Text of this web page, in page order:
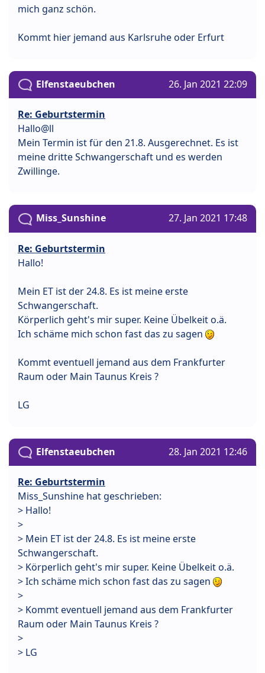
mich ganz schön.
Kommt hier jemand aus Karlsruhe oder Erfurt
Elfenstaeubchen 26. Jan 2021 22:09
Re: Geburtstermin
Hallo@ll
Mein Termin ist für den 21.8. Ausgerechnet. Es ist
meine dritte Schwangerschaft und es werden
Zwillinge.
Miss_Sunshine 27. Jan 2021 17:48
Re: Geburtstermin
Hallo!
Mein ET ist der 24.8. Es ist meine erste
Schwangerschaft.
Körperlich geht's mir super. Keine Übelkeit o.ä.
Ich schäme mich schon fast das zu sagen
Kommt eventuell jemand aus dem Frankfurter
Raum oder Main Taunus Kreis ?
LG
Elfenstaeubchen 28. Jan 2021 12:46
Re: Geburtstermin
Miss_Sunshine hat geschrieben:
> Hallo!
>
> Mein ET ist der 24.8. Es ist meine erste
Schwangerschaft.
> Körperlich geht's mir super. Keine Übelkeit o.ä.
> Ich schäme mich schon fast das zu sagen
>
> Kommt eventuell jemand aus dem Frankfurter
Raum oder Main Taunus Kreis ?
>
> LG